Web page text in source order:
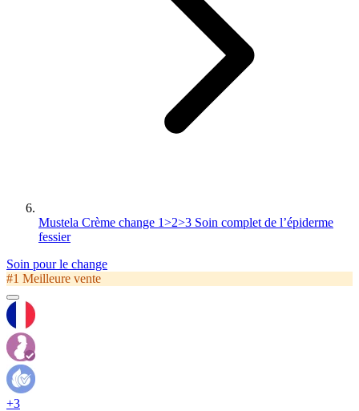
Mustela Crème change 1>2>3 Soin complet de l’épiderme
fessier
Soin pour le change
#1 Meilleure vente
+3